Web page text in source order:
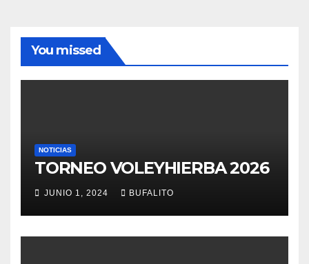
You missed
NOTICIAS
TORNEO VOLEYHIERBA 2026
JUNIO 1, 2024 BUFALITO